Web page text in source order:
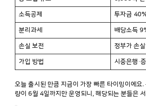
소득공제 투자금
분리과세 배당소득
손실 보전 정부가 손
가입 방법 시중은행·
오늘 출시된 만큼 지금이 가장 빠른 타이밍이에요
량이 6월 4일까지만 운영되니, 해당되는 분들은